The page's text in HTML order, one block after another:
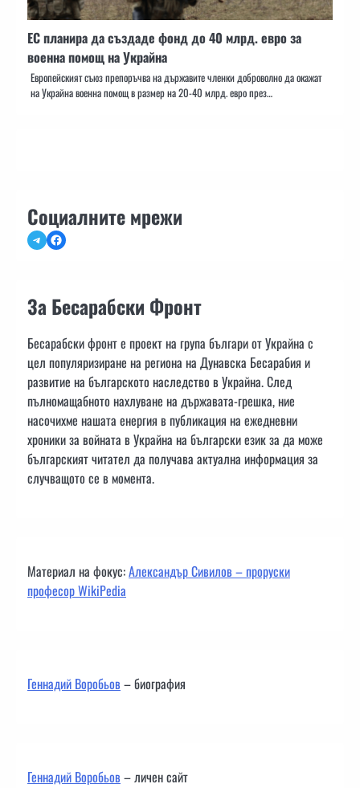
ЕС планира да създаде фонд до 40 млрд. евро за
военна помощ на Украйна
Европейският съюз препоръчва на държавите членки доброволно да окажат
на Украйна военна помощ в размер на 20-40 млрд. евро през…
Социалните мрежи
TelegramFacebook
За Бесарабски Фронт
Бесарабски фронт е проект на група българи от Украйна с
цел популяризиране на региона на Дунавска Бесарабия и
развитие на българското наследство в Украйна. След
пълномащабното нахлуване на държавата-грешка, ние
насочихме нашата енергия в публикация на ежедневни
хроники за войната в Украйна на български език за да може
българският читател да получава актуална информация за
случващото се в момента.
Материал на фокус:Александър Сивилов – проруски
професор WikiPedia
Геннадий Воробьов– биография
Геннадий Воробьов– личен сайт